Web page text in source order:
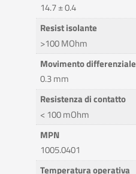
14.7 ± 0.4
Resist isolante
>100 MOhm
Movimento differenziale
0.3 mm
Resistenza di contatto
< 100 mOhm
MPN
1005.0401
Temperatura operativa